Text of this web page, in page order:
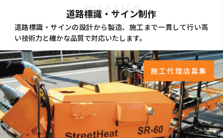
ROAD SIGN
道路標識・サイン制作
道路標識・サインの設計から製造、施工まで一貫して行い高
い技術力と確かな品質で対応いたします。
施工代理店募集